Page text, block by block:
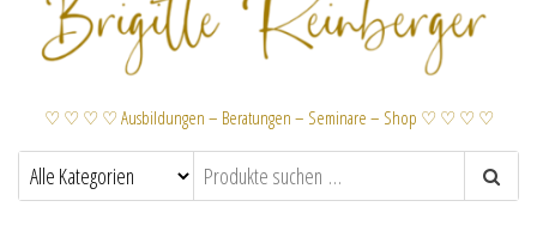
♡ ♡ ♡ ♡ Ausbildungen – Beratungen – Seminare – Shop ♡ ♡ ♡ ♡